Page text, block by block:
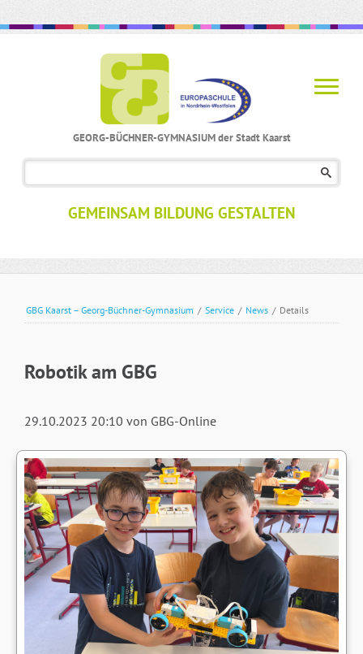
GEORG-BÜCHNER-GYMNASIUM der Stadt Kaarst
GEMEINSAM BILDUNG GESTALTEN
GBG Kaarst – Georg-Büchner-Gymnasium / Service / News / Details
Robotik am GBG
29.10.2023 20:10 von GBG-Online